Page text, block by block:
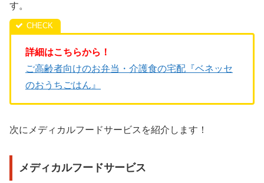
す。
詳細はこちらから！
ご高齢者向けのお弁当・介護食の宅配『ベネッセ
のおうちごはん』
次にメディカルフードサービスを紹介します！
メディカルフードサービス